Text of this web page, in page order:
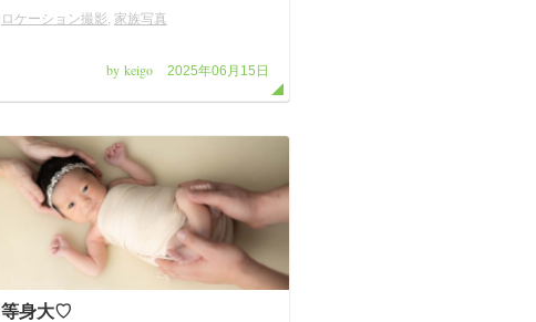
ロケーション撮影, 家族写真
by keigo 2025年06月15日
等身大♡